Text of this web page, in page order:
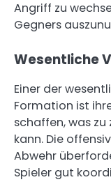
Angriff zu
Gegners
Wesentliche
Einer der
Formation ist
schaffen, was
kann. Die
Abwehr
Spieler gut